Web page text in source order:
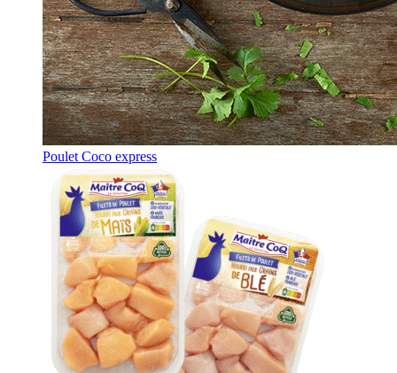
Poulet Coco express